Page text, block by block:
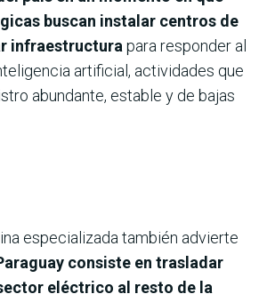
buscan instalar centros de
infraestructura para responder al
artificial, actividades que
abundante, estable y de bajas
especializada también advierte
consiste en trasladar
eléctrico al resto de la